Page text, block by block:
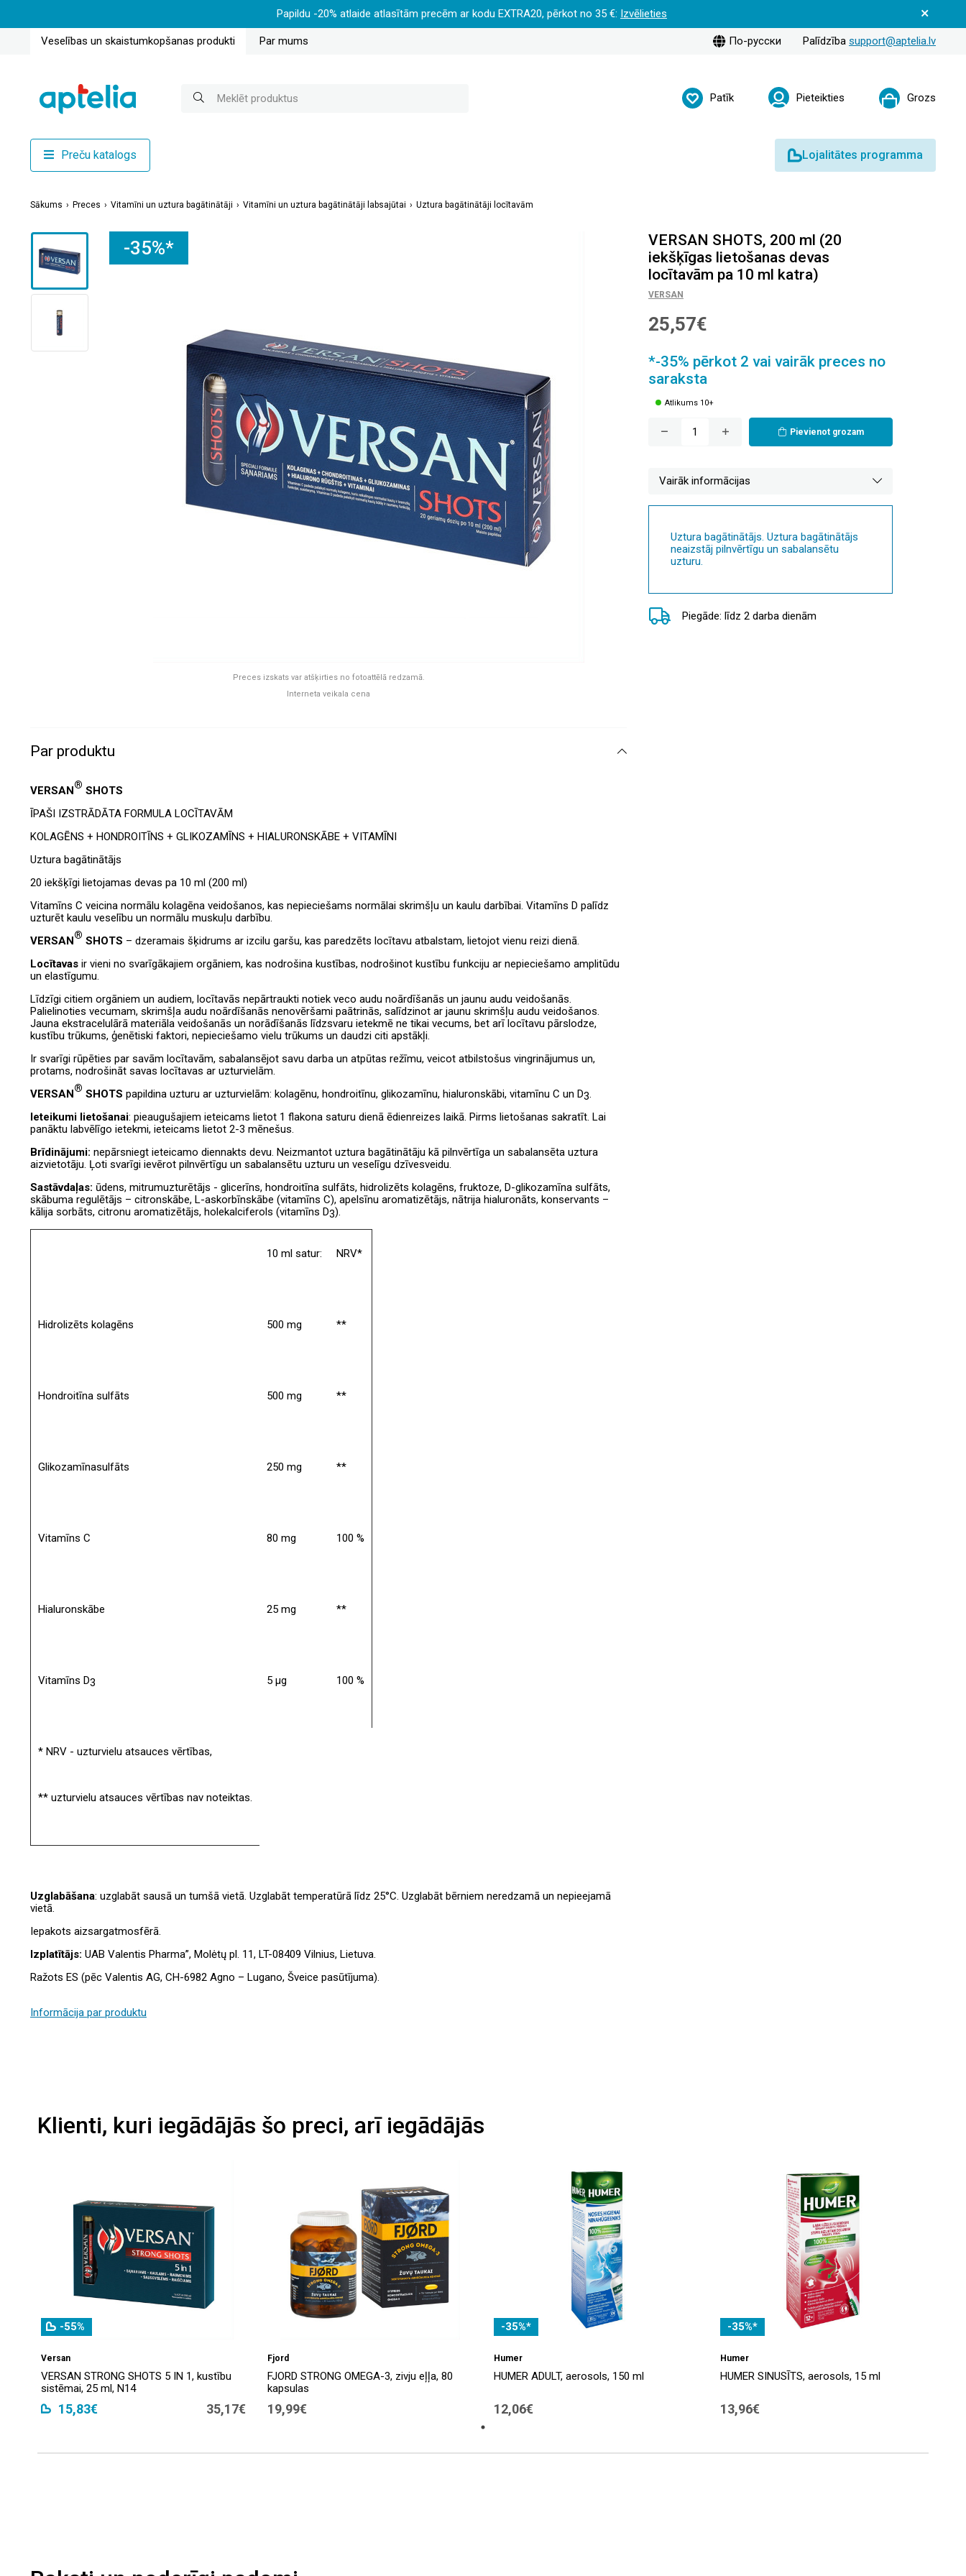
Papildu -20% atlaide atlasītām precēm ar kodu EXTRA20, pērkot no 35 €: Izvēlieties
Veselības un skaistumkopšanas produkti Par mums По-русски Palīdzība support@aptelia.lv
Patīk Pieteikties Grozs
Preču katalogs Lojalitātes programma
Sākums Preces Vitamīni un uztura bagātinātāji Vitamīni un uztura bagātinātāji labsajūtai Uztura bagātinātāji locītavām
-35%*
Preces izskats var atšķirties no fotoattēlā redzamā.
Interneta veikala cena
Par produktu
VERSAN® SHOTS
ĪPAŠI IZSTRĀDĀTA FORMULA LOCĪTAVĀM
KOLAGĒNS + HONDROITĪNS + GLIKOZAMĪNS + HIALURONSKĀBE + VITAMĪNI
Uztura bagātinātājs
20 iekšķīgi lietojamas devas pa 10 ml (200 ml)
Vitamīns C veicina normālu kolagēna veidošanos, kas nepieciešams normālai skrimšļu un kaulu darbībai. Vitamīns D palīdz
uzturēt kaulu veselību un normālu muskuļu darbību.
VERSAN® SHOTS – dzeramais šķidrums ar izcilu garšu, kas paredzēts locītavu atbalstam, lietojot vienu reizi dienā.
Locītavas ir vieni no svarīgākajiem orgāniem, kas nodrošina kustības, nodrošinot kustību funkciju ar nepieciešamo amplitūdu
un elastīgumu.
Līdzīgi citiem orgāniem un audiem, locītavās nepārtraukti notiek veco audu noārdīšanās un jaunu audu veidošanās.
Palielinoties vecumam, skrimšļa audu noārdīšanās nenovēršami paātrinās, salīdzinot ar jaunu skrimšļu audu veidošanos.
Jauna ekstracelulārā materiāla veidošanās un norādīšanās līdzsvaru ietekmē ne tikai vecums, bet arī locītavu pārslodze,
kustību trūkums, ģenētiski faktori, nepieciešamo vielu trūkums un daudzi citi apstākļi.
Ir svarīgi rūpēties par savām locītavām, sabalansējot savu darba un atpūtas režīmu, veicot atbilstošus vingrinājumus un,
protams, nodrošināt savas locītavas ar uzturvielām.
VERSAN® SHOTS papildina uzturu ar uzturvielām: kolagēnu, hondroitīnu, glikozamīnu, hialuronskābi, vitamīnu C un D3
Ieteikumi lietošanai: pieaugušajiem ieteicams lietot 1 flakona saturu dienā ēdienreizes laikā. Pirms lietošanas sakratīt. Lai
panāktu labvēlīgo ietekmi, ieteicams lietot 2-3 mēnešus.
Brīdinājumi: nepārsniegt ieteicamo diennakts devu. Neizmantot uztura bagātinātāju kā pilnvērtīga un sabalansēta uztura
aizvietotāju. Ļoti svarīgi ievērot pilnvērtīgu un sabalansētu uzturu un veselīgu dzīvesveidu.
Sastāvdaļas: ūdens, mitrumuzturētājs - glicerīns, hondroitīna sulfāts, hidrolizēts kolagēns, fruktoze, D-glikozamīna sulfāts,
skābuma regulētājs – citronskābe, L-askorbīnskābe (vitamīns C), apelsīnu aromatizētājs, nātrija hialuronāts, konservants –
kālija sorbāts, citronu aromatizētājs, holekalciferols (vitamīns D3).
10 ml satur: NRV*
Hidrolizēts kolagēns 500 mg **
Hondroitīna sulfāts 500 mg **
Glikozamīnasulfāts 250 mg **
Vitamīns C 80 mg 100 %
Hialuronskābe 25 mg **
Vitamīns D3 5 µg 100 %
* NRV - uzturvielu atsauces vērtības,
** uzturvielu atsauces vērtības nav noteiktas.
Uzglabāšana: uzglabāt sausā un tumšā vietā. Uzglabāt temperatūrā līdz 25°C. Uzglabāt bērniem neredzamā un nepieejamā
vietā.
Iepakots aizsargatmosfērā.
Izplatītājs: UAB Valentis Pharma”, Molėtų pl. 11, LT-08409 Vilnius, Lietuva.
Ražots ES (pēc Valentis AG, CH-6982 Agno – Lugano, Šveice pasūtījuma).
Informācija par produktu
VERSAN SHOTS, 200 ml (20
iekšķīgas lietošanas devas
locītavām pa 10 ml katra)
VERSAN
25,57€
*-35% pērkot 2 vai vairāk preces no
saraksta
Atlikums 10+
Pievienot grozam
Vairāk informācijas
Uztura bagātinātājs. Uztura bagātinātājs
neaizstāj pilnvērtīgu un sabalansētu
uzturu.
Piegāde: līdz 2 darba dienām
Klienti, kuri iegādājās šo preci, arī iegādājās
-55%
Versan
VERSAN STRONG SHOTS 5 IN 1, kustību
sistēmai, 25 ml, N14
15,83€ 35,17€
Fjord
FJORD STRONG OMEGA-3, zivju eļļa, 80
kapsulas
19,99€
-35%*
Humer
HUMER ADULT, aerosols, 150 ml
12,06€
-35%*
Humer
HUMER SINUSĪTS, aerosols, 15 ml
13,96€